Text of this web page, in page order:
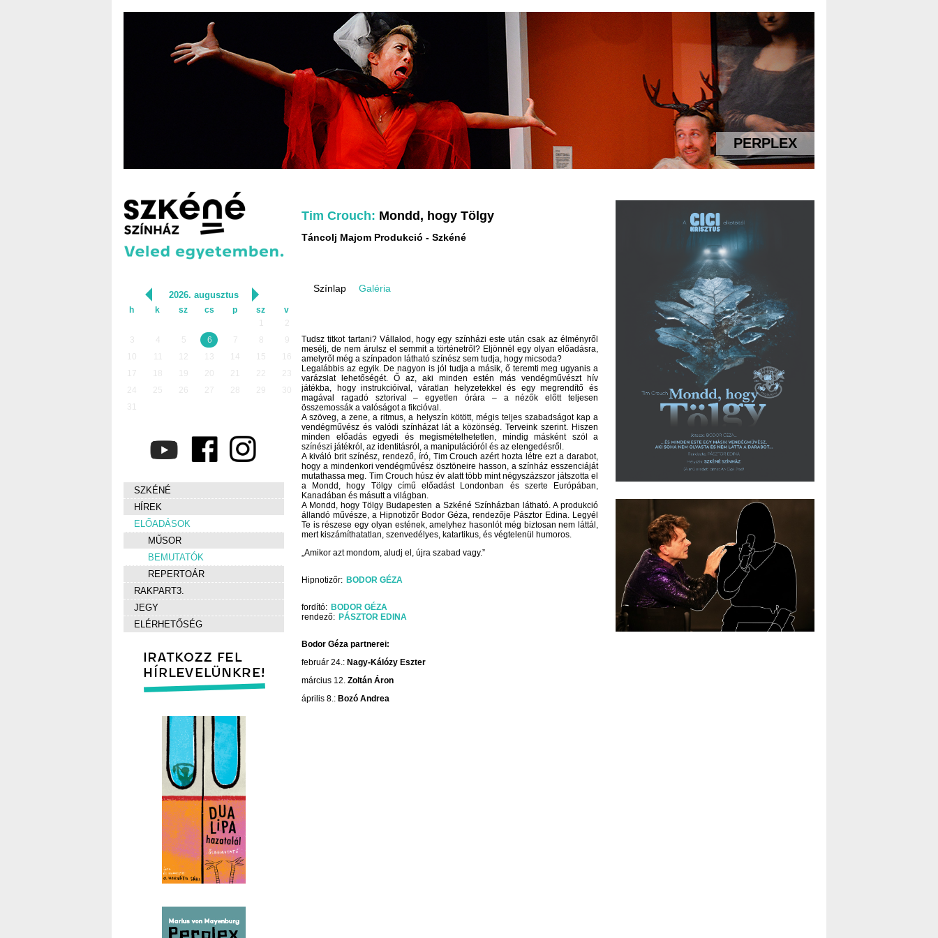
PERPLEX
2026. augusztus
h k sz cs p sz
v
2
3
5 6 7
9
12 13 15
16
17
19 20 21 22
23
24
25 26 27 28 29
30
31
SZKÉNÉ
HÍREK
ELŐADÁSOK
MŰSOR
BEMUTATÓK
REPERTOÁR
RAKPART3.
JEGY
ELÉRHETŐSÉG
Tim Crouch Mondd, hogy Tölgy
Táncolj Majom Produkció Szkéné
Színlap Galéria
Tudsz titkot tartani? Vállalod, hogy egy színházi este után csak az élményről
mesélj, de nem árulsz el semmit a történetről? Eljönnél egy olyan előadásra,
amelyről még a színpadon látható színész sem tudja, hogy micsoda?
Legalábbis az egyik. De nagyon is jól tudja a másik, ő teremti meg ugyanis a
varázslat lehetőségét. Ő az, aki minden estén más vendégművészt hív
játékba, hogy instrukcióival, váratlan helyzetekkel és egy megrendítő és
magával ragadó sztorival – egyetlen órára – a nézők előtt teljesen
összemossák a valóságot a fikcióval.
A szöveg, a zene, a ritmus, a helyszín kötött, mégis teljes szabadságot kap a
vendégművész és valódi színházat lát a közönség. Terveink szerint. Hiszen
minden előadás egyedi és megismételhetetlen, mindig másként szól a
színészi játékról, az identitásról, a manipulációról és az elengedésről.
A kiváló brit színész, rendező, író, Tim Crouch azért hozta létre ezt a darabot,
hogy a mindenkori vendégművész ösztöneire hasson, a színház esszenciáját
mutathassa meg. Tim Crouch húsz év alatt több mint négyszázszor játszotta el
a Mondd, hogy Tölgy című előadást Londonban és szerte Európában,
Kanadában és másutt a világban.
A Mondd, hogy Tölgy Budapesten a Szkéné Színházban látható. A produkció
állandó művésze, a Hipnotizőr Bodor Géza, rendezője Pásztor Edina. Legyél
Te is részese egy olyan estének, amelyhez hasonlót még biztosan nem láttál,
mert kiszámíthatatlan, szenvedélyes, katartikus, és végtelenül humoros.
„Amikor azt mondom, aludj el, újra szabad vagy.”
Hipnotizőr BODOR GÉZA
fordító BODOR GÉZA
rendező PÁSZTOR EDINA
Bodor Géza partnerei:
február 24.: Nagy-Kálózy Eszter
március 12. Zoltán Áron
április 8.: Bozó Andrea